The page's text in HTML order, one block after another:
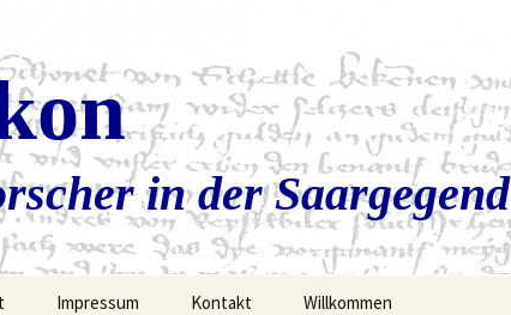
in der Saargegend
Impressum Kontakt Willkommen